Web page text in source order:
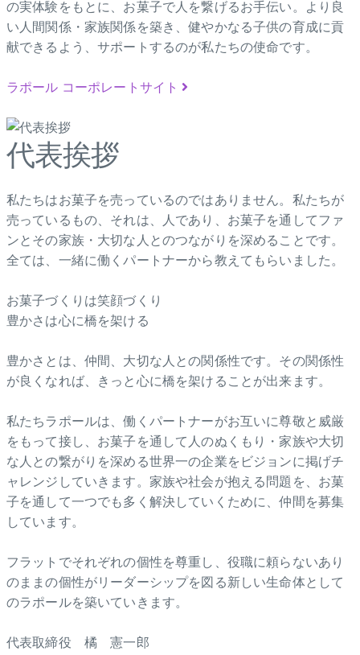
の実体験をもとに、お菓子で人を繋げるお手伝い。より良
い人間関係・家族関係を築き、健やかなる子供の育成に貢
献できるよう、サポートするのが私たちの使命です。
ラポール コーポレートサイト
代表挨拶
私たちはお菓子を売っているのではありません。私たちが
売っているもの、それは、人であり、お菓子を通してファ
ンとその家族・大切な人とのつながりを深めることです。
全ては、一緒に働くパートナーから教えてもらいました。
お菓子づくりは笑顔づくり
豊かさは心に橋を架ける
豊かさとは、仲間、大切な人との関係性です。その関係性
が良くなれば、きっと心に橋を架けることが出来ます。
私たちラポールは、働くパートナーがお互いに尊敬と威厳
をもって接し、お菓子を通して人のぬくもり・家族や大切
な人との繋がりを深める世界一の企業をビジョンに掲げチ
ャレンジしていきます。家族や社会が抱える問題を、お菓
子を通して一つでも多く解決していくために、仲間を募集
しています。
フラットでそれぞれの個性を尊重し、役職に頼らないあり
のままの個性がリーダーシップを図る新しい生命体として
のラポールを築いていきます。
代表取締役 橘 憲一郎